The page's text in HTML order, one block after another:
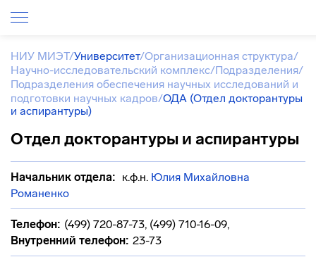
НИУ МИЭТ/Университет/Организационная структура/
Научно-исследовательский комплекс/Подразделения/
Подразделения обеспечения научных исследований и
подготовки научных кадров/ОДА (Отдел докторантуры
и аспирантуры)
Отдел докторантуры и аспирантуры
Начальник отдела: к.ф.н. Юлия Михайловна
Романенко
Телефон: (499) 720-87-73, (499) 710-16-09,
Внутренний телефон: 23-73